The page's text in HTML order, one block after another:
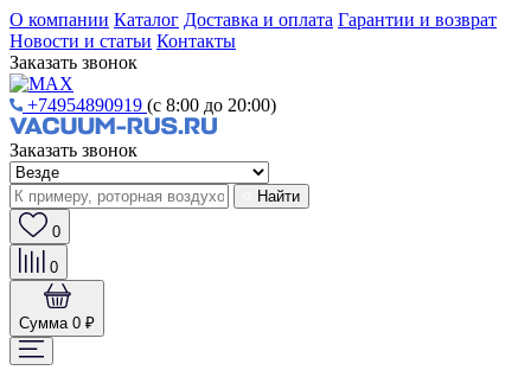
О компании Каталог Доставка и оплата Гарантии и возврат
Новости и статьи Контакты
Заказать звонок
+74954890919 (с 8:00 до 20:00)
Заказать звонок
Найти
0
0
Сумма 0 ₽